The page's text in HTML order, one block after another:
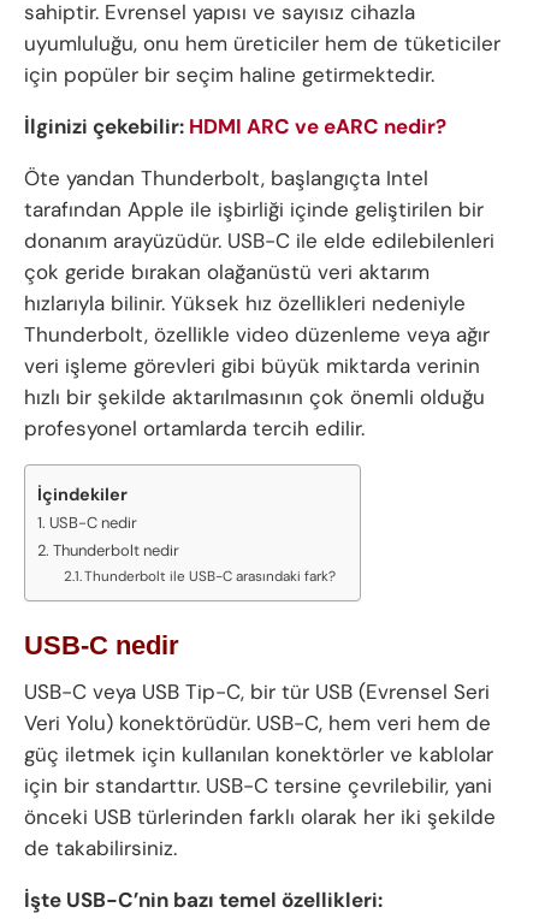
sahiptir. Evrensel yapısı ve sayısız cihazla
uyumluluğu, onu hem üreticiler hem de tüketiciler
için popüler bir seçim haline getirmektedir.
İlginizi çekebilir: HDMI ARC ve eARC nedir?
Öte yandan Thunderbolt, başlangıçta Intel
tarafından Apple ile işbirliği içinde geliştirilen bir
donanım arayüzüdür. USB-C ile elde edilebilenleri
çok geride bırakan olağanüstü veri aktarım
hızlarıyla bilinir. Yüksek hız özellikleri nedeniyle
Thunderbolt, özellikle video düzenleme veya ağır
veri işleme görevleri gibi büyük miktarda verinin
hızlı bir şekilde aktarılmasının çok önemli olduğu
profesyonel ortamlarda tercih edilir.
İçindekiler
USB-C nedir
Thunderbolt nedir
Thunderbolt ile USB-C arasındaki fark?
USB-C nedir
USB-C veya USB Tip-C, bir tür USB (Evrensel Seri
Veri Yolu) konektörüdür. USB-C, hem veri hem de
güç iletmek için kullanılan konektörler ve kablolar
için bir standarttır. USB-C tersine çevrilebilir, yani
önceki USB türlerinden farklı olarak her iki şekilde
de takabilirsiniz.
İşte USB-C’nin bazı temel özellikleri: